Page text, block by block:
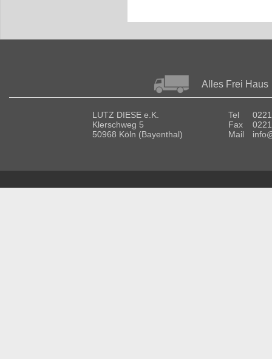
Alles Frei Haus
LUTZ DIESE e.K.
Klerschweg 5
50968 Köln (Bayenthal)
Tel
Fax
Mail